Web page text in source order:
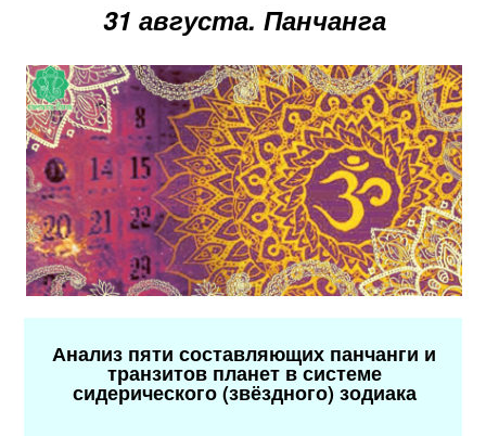
31 августа. Панчанга
Анализ пяти составляющих панчанги и
транзитов планет в системе
сидерического (звёздного) зодиака